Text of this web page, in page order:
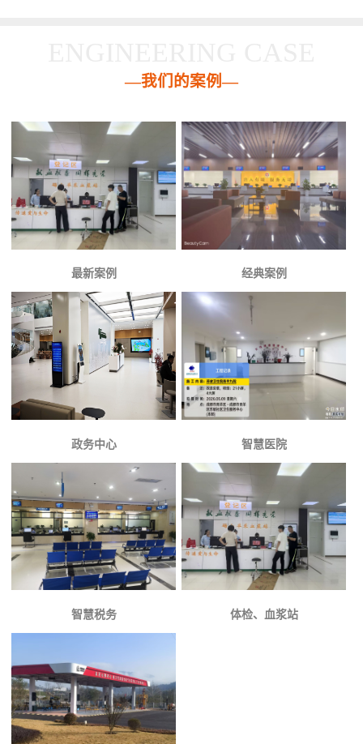
—我们的案例—
最新案例 经典案例
政务中心 智慧医院
智慧税务 体检、血浆站